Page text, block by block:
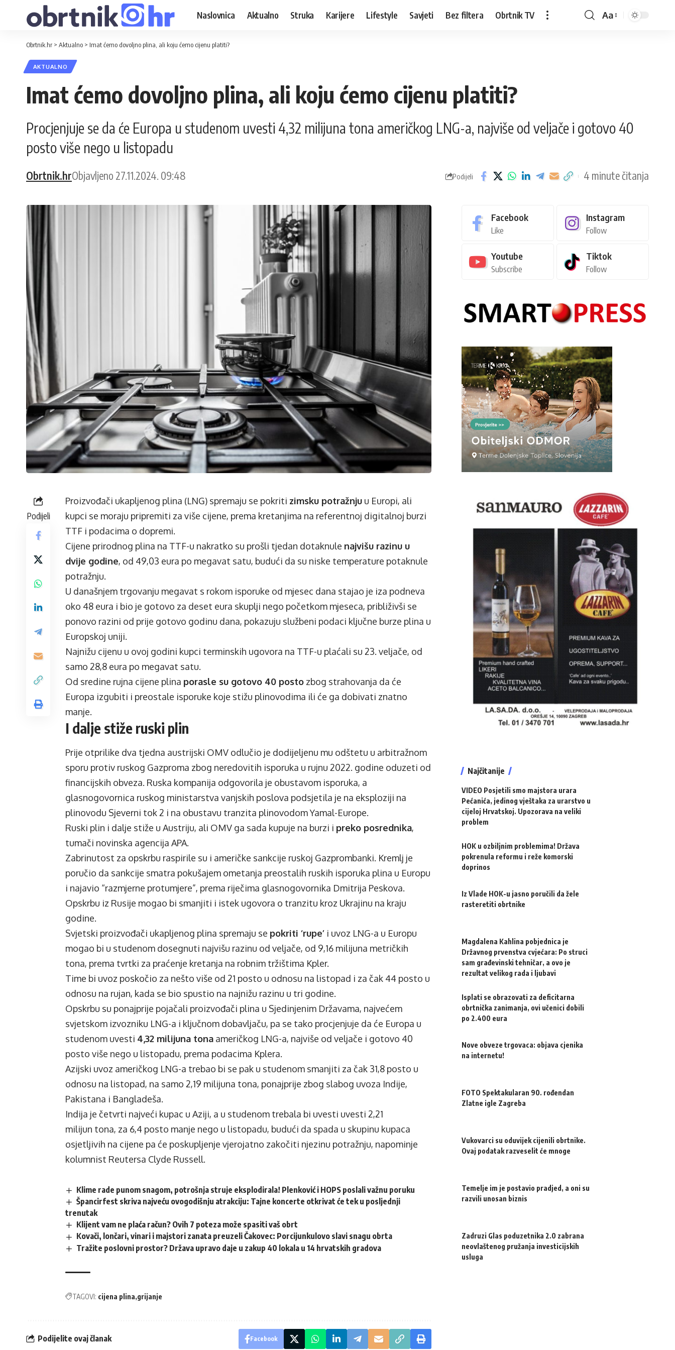
Naslovnica Aktualno Struka Karijere Lifestyle Savjeti Bez filtera Obrtnik TV Aa
Obrtnik.hr > Aktualno > Imat ćemo dovoljno plina, ali koju ćemo cijenu platiti?
AKTUALNO
Imat ćemo dovoljno plina, ali koju ćemo cijenu platiti?
Procjenjuje se da će Europa u studenom uvesti 4,32 milijuna tona američkog LNG-a, najviše od veljače i gotovo 40
posto više nego u listopadu
Obrtnik.hrObjavljeno 27.11.2024. 09:48 Podijeli 4 minute čitanja
Podijeli
Proizvođači ukapljenog plina (LNG) spremaju se pokriti zimsku potražnju u Europi, ali
kupci se moraju pripremiti za više cijene, prema kretanjima na referentnoj digitalnoj burzi
TTF i podacima o dopremi.
Cijene prirodnog plina na TTF-u nakratko su prošli tjedan dotaknule najvišu razinu u
dvije godine, od 49,03 eura po megavat satu, budući da su niske temperature potaknule
potražnju.
U današnjem trgovanju megavat s rokom isporuke od mjesec dana stajao je iza podneva
oko 48 eura i bio je gotovo za deset eura skuplji nego početkom mjeseca, približivši se
ponovo razini od prije gotovo godinu dana, pokazuju službeni podaci ključne burze plina u
Europskoj uniji.
Najnižu cijenu u ovoj godini kupci terminskih ugovora na TTF-u plaćali su 23. veljače, od
samo 28,8 eura po megavat satu.
Od sredine rujna cijene plina porasle su gotovo 40 posto zbog strahovanja da će
Europa izgubiti i preostale isporuke koje stižu plinovodima ili će ga dobivati znatno
manje.
I dalje stiže ruski plin
Prije otprilike dva tjedna austrijski OMV odlučio je dodijeljenu mu odštetu u arbitražnom
sporu protiv ruskog Gazproma zbog neredovitih isporuka u rujnu 2022. godine oduzeti od
financijskih obveza. Ruska kompanija odgovorila je obustavom isporuka, a
glasnogovornica ruskog ministarstva vanjskih poslova podsjetila je na eksploziji na
plinovodu Sjeverni tok 2 i na obustavu tranzita plinovodom Yamal-Europe.
Ruski plin i dalje stiže u Austriju, ali OMV ga sada kupuje na burzi i preko posrednika,
tumači novinska agencija APA.
Zabrinutost za opskrbu raspirile su i američke sankcije ruskoj Gazprombanki. Kremlj je
poručio da sankcije smatra pokušajem ometanja preostalih ruskih isporuka plina u Europu
i najavio “razmjerne protumjere”, prema riječima glasnogovornika Dmitrija Peskova.
Opskrbu iz Rusije mogao bi smanjiti i istek ugovora o tranzitu kroz Ukrajinu na kraju
godine.
Svjetski proizvođači ukapljenog plina spremaju se pokriti ‘rupe’ i uvoz LNG-a u Europu
mogao bi u studenom dosegnuti najvišu razinu od veljače, od 9,16 milijuna metričkih
tona, prema tvrtki za praćenje kretanja na robnim tržištima Kpler.
Time bi uvoz poskočio za nešto više od 21 posto u odnosu na listopad i za čak 44 posto u
odnosu na rujan, kada se bio spustio na najnižu razinu u tri godine.
Opskrbu su ponajprije pojačali proizvođači plina u Sjedinjenim Državama, najvećem
svjetskom izvozniku LNG-a i ključnom dobavljaču, pa se tako procjenjuje da će Europa u
studenom uvesti 4,32 milijuna tona američkog LNG-a, najviše od veljače i gotovo 40
posto više nego u listopadu, prema podacima Kplera.
Azijski uvoz američkog LNG-a trebao bi se pak u studenom smanjiti za čak 31,8 posto u
odnosu na listopad, na samo 2,19 milijuna tona, ponajprije zbog slabog uvoza Indije,
Pakistana i Bangladeša.
Indija je četvrti najveći kupac u Aziji, a u studenom trebala bi uvesti uvesti 2,21
milijun tona, za 6,4 posto manje nego u listopadu, budući da spada u skupinu kupaca
osjetljivih na cijene pa će poskupljenje vjerojatno zakočiti njezinu potražnju, napominje
kolumnist Reutersa Clyde Russell.
Klime rade punom snagom, potrošnja struje eksplodirala! Plenković i HOPS poslali važnu poruku
Špancirfest skriva najveću ovogodišnju atrakciju: Tajne koncerte otkrivat će tek u posljednji
trenutak
Klijent vam ne plaća račun? Ovih 7 poteza može spasiti vaš obrt
Kovači, lončari, vinari i majstori zanata preuzeli Čakovec: Porcijunkulovo slavi snagu obrta
Tražite poslovni prostor? Država upravo daje u zakup 40 lokala u 14 hrvatskih gradova
TAGOVI: cijena plina grijanje
Podijelite ovaj članak Facebook
Facebook
Like
Instagram
Follow
Youtube
Subscribe
Tiktok
Follow
Najčitanije
VIDEO Posjetili smo majstora urara
Pećanića, jedinog vještaka za urarstvo u
cijeloj Hrvatskoj. Upozorava na veliki
problem
HOK u ozbiljnim problemima! Država
pokrenula reformu i reže komorski
doprinos
Iz Vlade HOK-u jasno poručili da žele
rasteretiti obrtnike
Magdalena Kahlina pobjednica je
Državnog prvenstva cvjećara: Po struci
sam građevinski tehničar, a ovo je
rezultat velikog rada i ljubavi
Isplati se obrazovati za deficitarna
obrtnička zanimanja, ovi učenici dobili
po 2.400 eura
Nove obveze trgovaca: objava cjenika
na internetu!
FOTO Spektakularan 90. rođendan
Zlatne igle Zagreba
Vukovarci su oduvijek cijenili obrtnike.
Ovaj podatak razveselit će mnoge
Temelje im je postavio pradjed, a oni su
razvili unosan biznis
Zadruzi Glas poduzetnika 2.0 zabrana
neovlaštenog pružanja investicijskih
usluga